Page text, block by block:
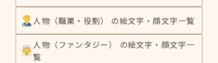
人物（職業・役割） の絵文字・顔文字一覧
人物（ファンタジー） の絵文字・顔文字一
覧